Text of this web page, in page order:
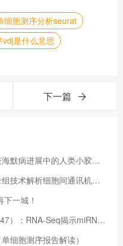
细胞测序分析seurat
是什么意思
下一篇
文献解读|Cell（64.5）：阿尔茨海默病进展中的人类小胶质细胞状态动态
陈巍研究团队突破利用空间转录组技术解析细胞间通讯机制（空间转录组 价格）
一城！
文献解读|BMC Genomics（4.547）：RNA-Seq揭示miRNA在山羊棕色脂肪组织产热调控中的作用
细胞测序报告解读）